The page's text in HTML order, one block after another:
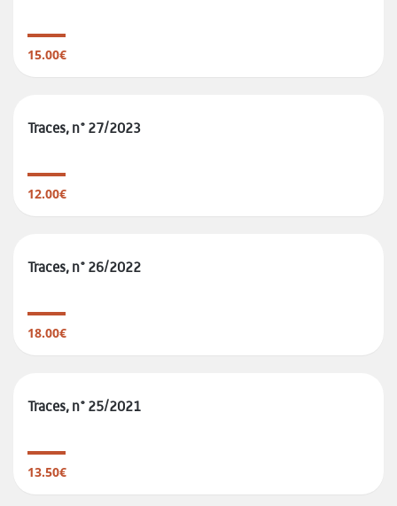
15.00€
Traces, n° 27/2023
12.00€
Traces, n° 26/2022
18.00€
Traces, n° 25/2021
13.50€